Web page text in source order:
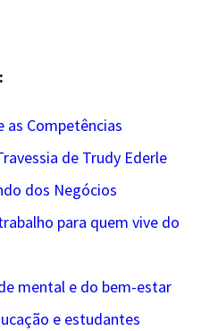
as Competências
de Trudy Ederle
dos Negócios
para quem vive do
mental e do bem-estar
e estudantes